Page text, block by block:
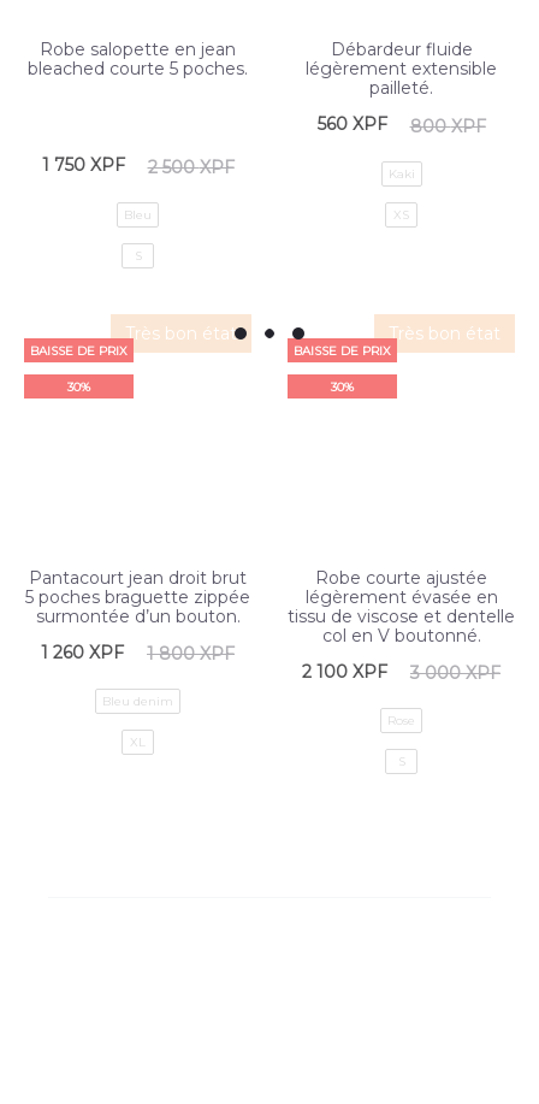
Robe salopette en jean
bleached courte 5 poches.
2 500XPF
1 750 XPF
Bleu
S
Débardeur fluide
légèrement extensible
pailleté.
800XPF
560 XPF
Kaki
XS
Très bon état
BAISSE DE PRIX
30%
Pantacourt jean droit brut
5 poches braguette zippée
surmontée d’un bouton.
1 800XPF
1 260 XPF
Bleu denim
XL
Très bon état
BAISSE DE PRIX
30%
Robe courte ajustée
légèrement évasée en
tissu de viscose et dentelle
col en V boutonné.
3 000XPF
2 100 XPF
Rose
S